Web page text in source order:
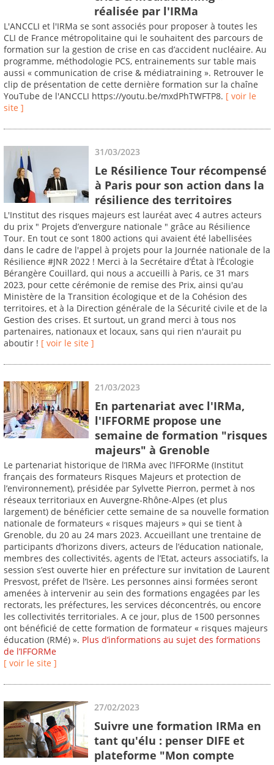
réalisée par l'IRMa
L'ANCCLI et l'IRMa se sont associés pour proposer à toutes les
CLI de France métropolitaine qui le souhaitent des parcours de
formation sur la gestion de crise en cas d’accident nucléaire. Au
programme, méthodologie PCS, entrainements sur table mais
aussi « communication de crise & médiatraining ». Retrouver le
clip de présentation de cette dernière formation sur la chaîne
YouTube de l'ANCCLI https://youtu.be/mxdPhTWFTP8. [ voir le
site ]
31/03/2023
Le Résilience Tour récompensé
à Paris pour son action dans la
résilience des territoires
L'Institut des risques majeurs est lauréat avec 4 autres acteurs
du prix " Projets d’envergure nationale " grâce au Résilience
Tour. En tout ce sont 1800 actions qui avaient été labellisées
dans le cadre de l'appel à projets pour la Journée nationale de la
Résilience #JNR 2022 ! Merci à la Secrétaire d’État à l’Écologie
Bérangère Couillard, qui nous a accueilli à Paris, ce 31 mars
2023, pour cette cérémonie de remise des Prix, ainsi qu'au
Ministère de la Transition écologique et de la Cohésion des
territoires, et à la Direction générale de la Sécurité civile et de la
Gestion des crises. Et surtout, un grand merci à tous nos
partenaires, nationaux et locaux, sans qui rien n'aurait pu
aboutir ! [ voir le site ]
21/03/2023
En partenariat avec l'IRMa,
l'IFFORME propose une
semaine de formation "risques
majeurs" à Grenoble
Le partenariat historique de l’IRMa avec l’IFFORMe (Institut
français des formateurs Risques Majeurs et protection de
l’environnement), présidée par Sylvette Pierron, permet à nos
réseaux territoriaux en Auvergne-Rhône-Alpes (et plus
largement) de bénéficier cette semaine de sa nouvelle formation
nationale de formateurs « risques majeurs » qui se tient à
Grenoble, du 20 au 24 mars 2023. Accueillant une trentaine de
participants d’horizons divers, acteurs de l’éducation nationale,
membres des collectivités, agents de l’Etat, acteurs associatifs, la
session s’est ouverte hier en préfecture sur invitation de Laurent
Presvost, préfet de l’Isère. Les personnes ainsi formées seront
amenées à intervenir au sein des formations engagées par les
rectorats, les préfectures, les services déconcentrés, ou encore
les collectivités territoriales. A ce jour, plus de 1500 personnes
ont bénéficié de cette formation de formateur « risques majeurs
éducation (RMé) ». Plus d’informations au sujet des formations
de l’IFFORMe
[ voir le site ]
27/02/2023
Suivre une formation IRMa en
tant qu'élu : penser DIFE et
plateforme "Mon compte